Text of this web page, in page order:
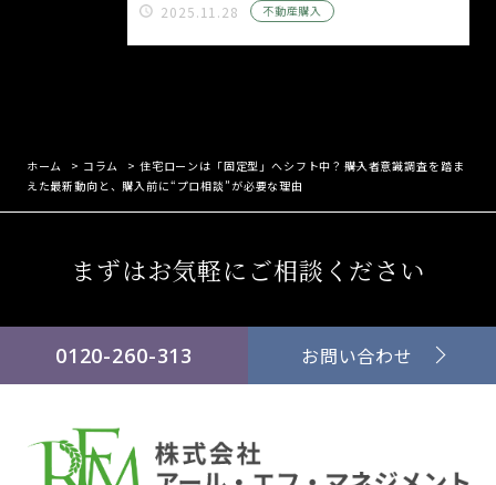
2025.11.28 不動産購入
ホーム > コラム > 住宅ローンは「固定型」へシフト中？――購入者意識調査を踏ま
えた最新動向と、購入前に“プロ相談”が必要な理由
まずはお気軽にご相談ください
0120-260-313 お問い合わせ